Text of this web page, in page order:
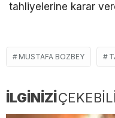
tahliyelerine karar
MUSTAFA BOZBEY
İLGİNİZİ